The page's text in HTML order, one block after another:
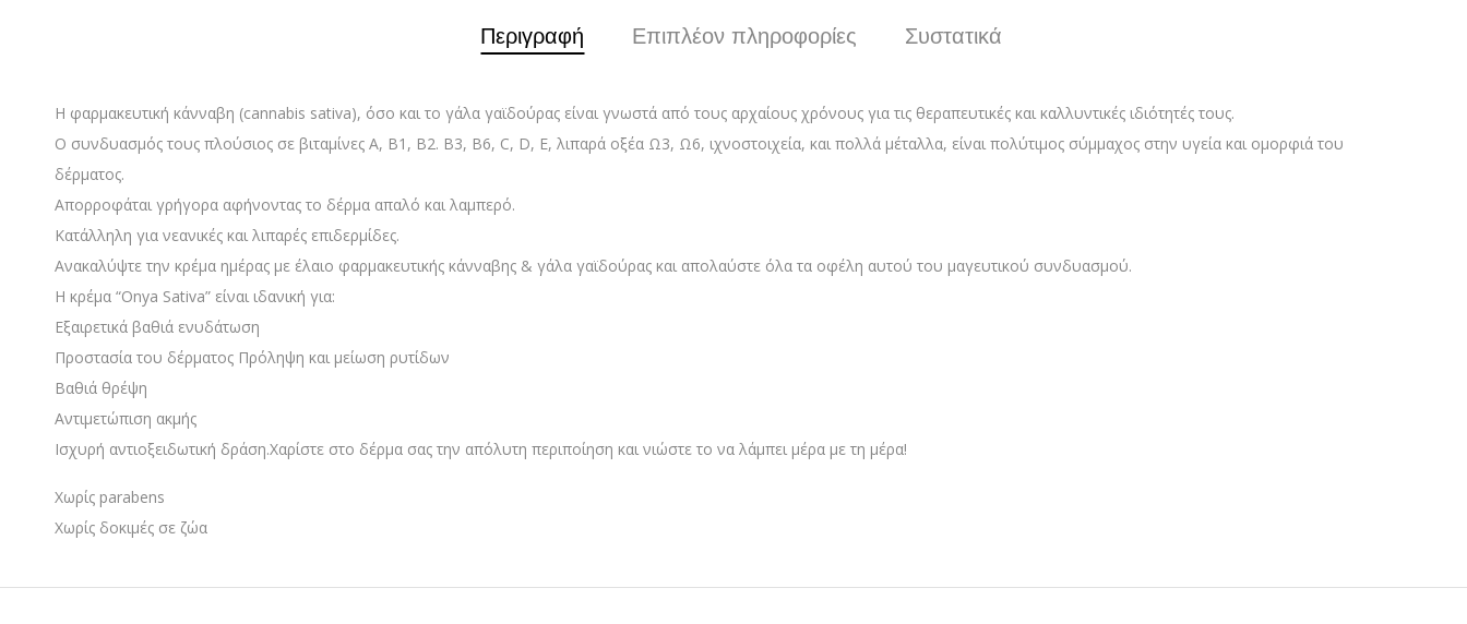
Περιγραφή Επιπλέον πληροφορίες Συστατικά
H φαρμακευτική κάνναβη (cannabis sativa), όσο και το γάλα γαϊδούρας είναι γνωστά από τους αρχαίους χρόνους για τις θεραπευτικές και καλλυντικές ιδιότητές τους.
Ο συνδυασμός τους πλούσιος σε βιταμίνες A, B1, B2. B3, B6, C, D, E, λιπαρά οξέα Ω3, Ω6, ιχνοστοιχεία, και πολλά μέταλλα, είναι πολύτιμος σύμμαχος στην υγεία και ομορφιά του
δέρματος.
Απορροφάται γρήγορα αφήνοντας το δέρμα απαλό και λαμπερό.
Κατάλληλη για νεανικές και λιπαρές επιδερμίδες.
Ανακαλύψτε την κρέμα ημέρας με έλαιο φαρμακευτικής κάνναβης & γάλα γαϊδούρας και απολαύστε όλα τα οφέλη αυτού του μαγευτικού συνδυασμού.
Η κρέμα “Onya Sativa” είναι ιδανική για:
Εξαιρετικά βαθιά ενυδάτωση
Προστασία του δέρματος Πρόληψη και μείωση ρυτίδων
Βαθιά θρέψη
Αντιμετώπιση ακμής
Ισχυρή αντιοξειδωτική δράση.Χαρίστε στο δέρμα σας την απόλυτη περιποίηση και νιώστε το να λάμπει μέρα με τη μέρα!
Χωρίς parabens
Χωρίς δοκιμές σε ζώα